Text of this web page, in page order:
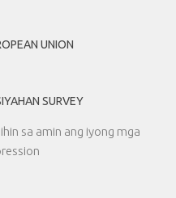
UNION
SURVEY
sa amin ang iyong mga